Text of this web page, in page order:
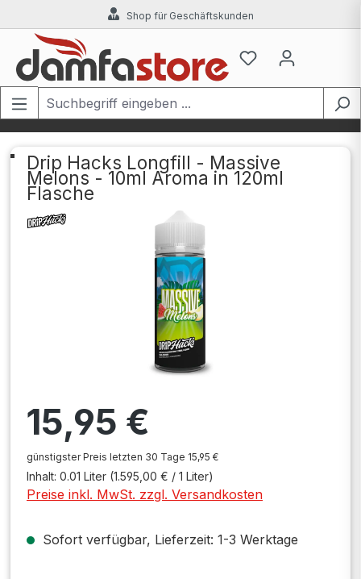
Zum Hauptinhalt springenShop für Geschäftskunden
Drip Hacks Longfill - Massive
Melons - 10ml Aroma in 120ml
Flasche
Bildergalerie überspringen
15,95 €
günstigster Preis letzten 30 Tage 15,95 €
Inhalt: 0.01 Liter (1.595,00 € / 1 Liter)
Preise inkl. MwSt. zzgl. Versandkosten
Sofort verfügbar, Lieferzeit: 1-3 Werktage